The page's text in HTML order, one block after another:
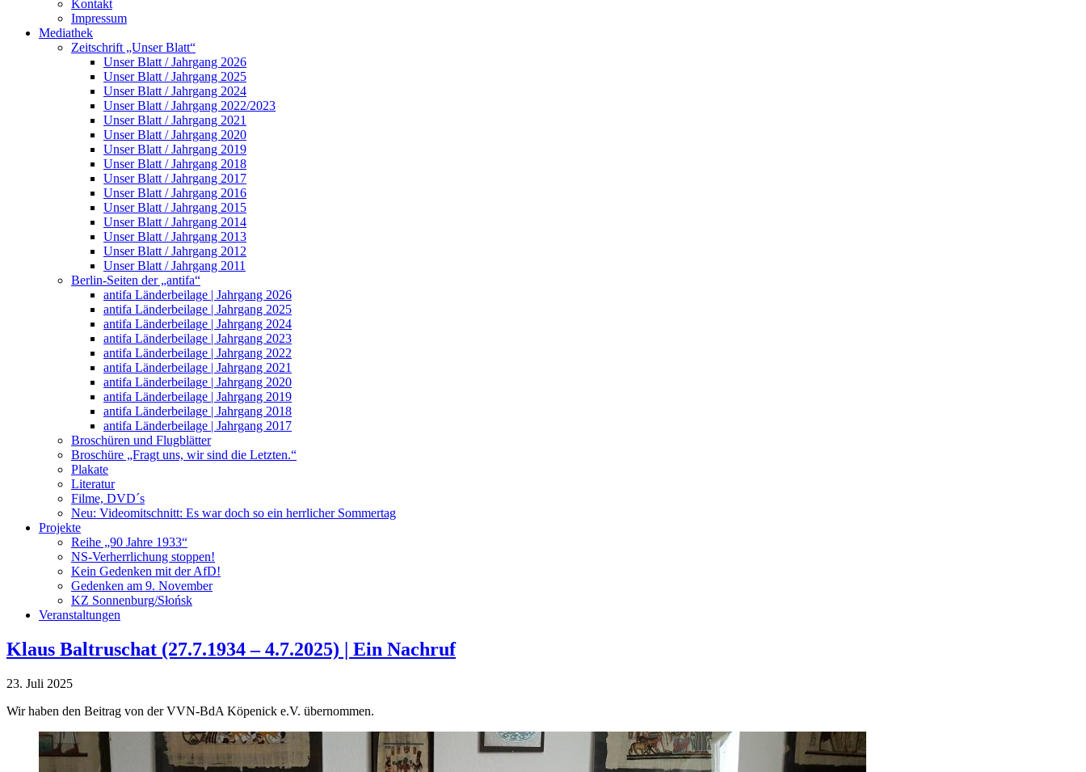
Kontakt
Impressum
Mediathek
Zeitschrift „Unser Blatt“
Unser Blatt / Jahrgang 2026
Unser Blatt / Jahrgang 2025
Unser Blatt / Jahrgang 2024
Unser Blatt / Jahrgang 2022/2023
Unser Blatt / Jahrgang 2021
Unser Blatt / Jahrgang 2020
Unser Blatt / Jahrgang 2019
Unser Blatt / Jahrgang 2018
Unser Blatt / Jahrgang 2017
Unser Blatt / Jahrgang 2016
Unser Blatt / Jahrgang 2015
Unser Blatt / Jahrgang 2014
Unser Blatt / Jahrgang 2013
Unser Blatt / Jahrgang 2012
Unser Blatt / Jahrgang 2011
Berlin-Seiten der „antifa“
antifa Länderbeilage | Jahrgang 2026
antifa Länderbeilage | Jahrgang 2025
antifa Länderbeilage | Jahrgang 2024
antifa Länderbeilage | Jahrgang 2023
antifa Länderbeilage | Jahrgang 2022
antifa Länderbeilage | Jahrgang 2021
antifa Länderbeilage | Jahrgang 2020
antifa Länderbeilage | Jahrgang 2019
antifa Länderbeilage | Jahrgang 2018
antifa Länderbeilage | Jahrgang 2017
Broschüren und Flugblätter
Broschüre „Fragt uns, wir sind die Letzten.“
Plakate
Literatur
Filme, DVD´s
Neu: Videomitschnitt: Es war doch so ein herrlicher Sommertag
Projekte
Reihe „90 Jahre 1933“
NS-Verherrlichung stoppen!
Kein Gedenken mit der AfD!
Gedenken am 9. November
KZ Sonnenburg/Słońsk
Veranstaltungen
Klaus Baltruschat (27.7.1934 – 4.7.2025) | Ein Nachruf
23. Juli 2025
Wir haben den Beitrag von der VVN-BdA Köpenick e.V. übernommen.